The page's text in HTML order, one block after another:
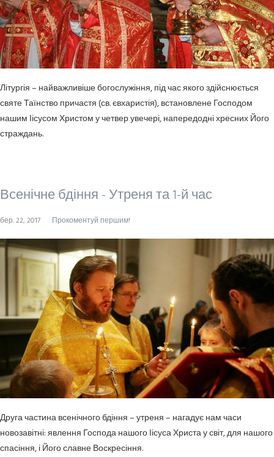
Літургія – найважливіше богослужіння, під час якого здійснюється
святе Таїнство причастя (св. євхаристія), встановлене Господом
нашим Іісусом Христом у четвер увечері, напередодні хресних Його
страждань.
Всенічне бдіння - Утреня та 1-й час
бер. 22, 2017 Прокоментуй першим!
Друга частина всенічного бдіння – утреня – нагадує нам часи
новозавітні: явлення Господа нашого Іісуса Христа у світ, для нашого
спасіння, і Його славне Воскресіння.